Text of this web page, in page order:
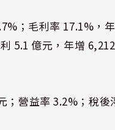
；毛利率 17.1%，
5.1 億元，年增
；營益率 3.2%；稅後